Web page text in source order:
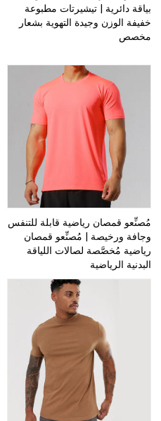
بياقة دائرية | تيشيرتات مطبوعة
خفيفة الوزن وجيدة التهوية بشعار
مخصص
مُصنِّعو قمصان رياضية قابلة للتنفس
وجافة ورخيصة | مُصنِّعو قمصان
رياضية مُخصَّصة لصالات اللياقة
البدنية الرياضية